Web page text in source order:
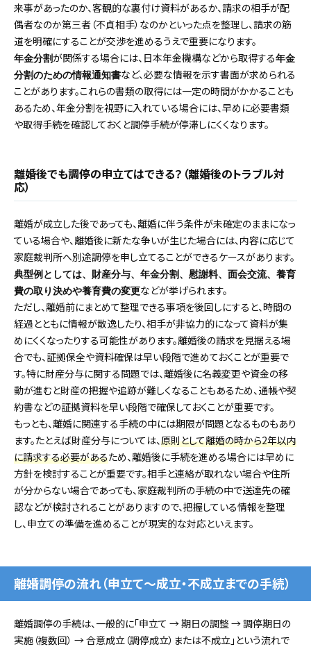
来事があったのか、客観的な裏付け資料があるか、請求の相手が配
偶者なのか第三者（不貞相手）なのかといった点を整理し、請求の筋
道を明確にすることが交渉を進めるうえで重要になります。
年金分割が関係する場合には、日本年金機構などから取得する年金
分割のための情報通知書など、必要な情報を示す書面が求められる
ことがあります。これらの書類の取得には一定の時間がかかることも
あるため、年金分割を視野に入れている場合には、早めに必要書類
や取得手続を確認しておくと調停手続が停滞しにくくなります。
離婚後でも調停の申立てはできる？（離婚後のトラブル対
応）
離婚が成立した後であっても、離婚に伴う条件が未確定のままになっ
ている場合や、離婚後に新たな争いが生じた場合には、内容に応じて
家庭裁判所へ別途調停を申し立てることができるケースがあります。
典型例としては、財産分与、年金分割、慰謝料、面会交流、養育
費の取り決めや養育費の変更などが挙げられます。
ただし、離婚前にまとめて整理できる事項を後回しにすると、時間の
経過とともに情報が散逸したり、相手が非協力的になって資料が集
めにくくなったりする可能性があります。離婚後の請求を見据える場
合でも、証拠保全や資料確保は早い段階で進めておくことが重要で
す。特に財産分与に関する問題では、離婚後に名義変更や資金の移
動が進むと財産の把握や追跡が難しくなることもあるため、通帳や契
約書などの証拠資料を早い段階で確保しておくことが重要です。
もっとも、離婚に関連する手続の中には期限が問題となるものもあり
ます。たとえば財産分与については、原則として離婚の時から2年以内
に請求する必要があるため、離婚後に手続を進める場合には早めに
方針を検討することが重要です。相手と連絡が取れない場合や住所
が分からない場合であっても、家庭裁判所の手続の中で送達先の確
認などが検討されることがありますので、把握している情報を整理
し、申立ての準備を進めることが現実的な対応といえます。
離婚調停の流れ（申立て〜成立・不成立までの手続）
離婚調停の手続は、一般的に「申立て → 期日の調整 → 調停期日の
実施（複数回） → 合意成立（調停成立）または不成立」という流れで